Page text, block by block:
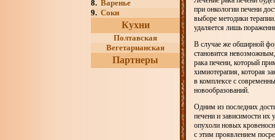
8. Варенье
9. Соки
Кухни
Полтавская
Вегетарианская
Партнеры
при онкологии печени
выборе методики
удаляется лишь
В случае же обширной
становится
рака печени, который
химиотерапия, которая
в комплексе с
новообразований.
Одним из последних
печени и зависимости их
опухоли новых
с этим проявлением